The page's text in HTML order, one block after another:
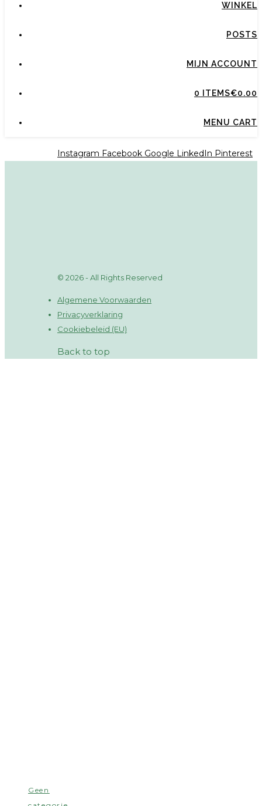
WINKEL
POSTS
MIJN ACCOUNT
0 ITEMS€0.00
MENU CART
Geen
Instagram Facebook Google LinkedIn Pinterest
© 2026 - All Rights Reserved
Algemene Voorwaarden
Privacyverklaring
Cookiebeleid (EU)
Back to top